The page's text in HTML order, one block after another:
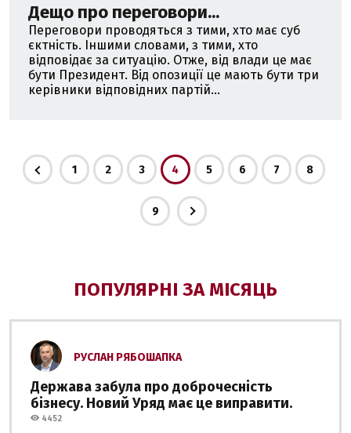
Дещо про переговори...
Переговори проводяться з тими, хто має суб
´єктність. Іншими словами, з тими, хто
відповідає за ситуацію. Отже, від влади це має
бути Президент. Від опозиції це мають бути три
керівники відповідних партій...
1 2 3 4 5 6 7 8
9
ПОПУЛЯРНІ ЗА МІСЯЦЬ
РУСЛАН РЯБОШАПКА
Держава забула про доброчесність
бізнесу. Новий Уряд має це виправити.
4452